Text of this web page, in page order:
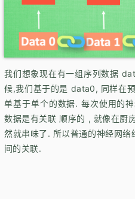
我们想象现在有一组序列数据
候,我们基于的是 data0, 同样在
单基于单个的数据. 每次使用的
数据是有关联 顺序的 , 就像在厨
然就串味了. 所以普通的神经网
间的关联.